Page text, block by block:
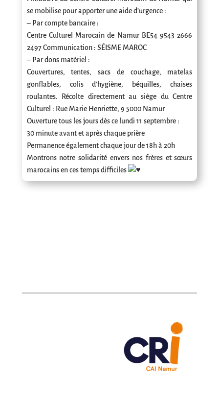
se mobilise pour apporter une aide d’urgence :
– Par compte bancaire :
Centre Culturel Marocain de Namur BE54 9543 2666
2497 Communication : SÉISME MAROC
– Par dons matériel :
Couvertures, tentes, sacs de couchage, matelas
gonflables, colis d’hygiène, béquilles, chaises
roulantes. Récolte directement au siège du Centre
Culturel : Rue Marie Henriette, 9 5000 Namur
Ouverture tous les jours dès ce lundi 11 septembre :
30 minute avant et après chaque prière
Permanence également chaque jour de 18h à 20h
Montrons notre solidarité envers nos frères et sœurs
marocains en ces temps difficiles